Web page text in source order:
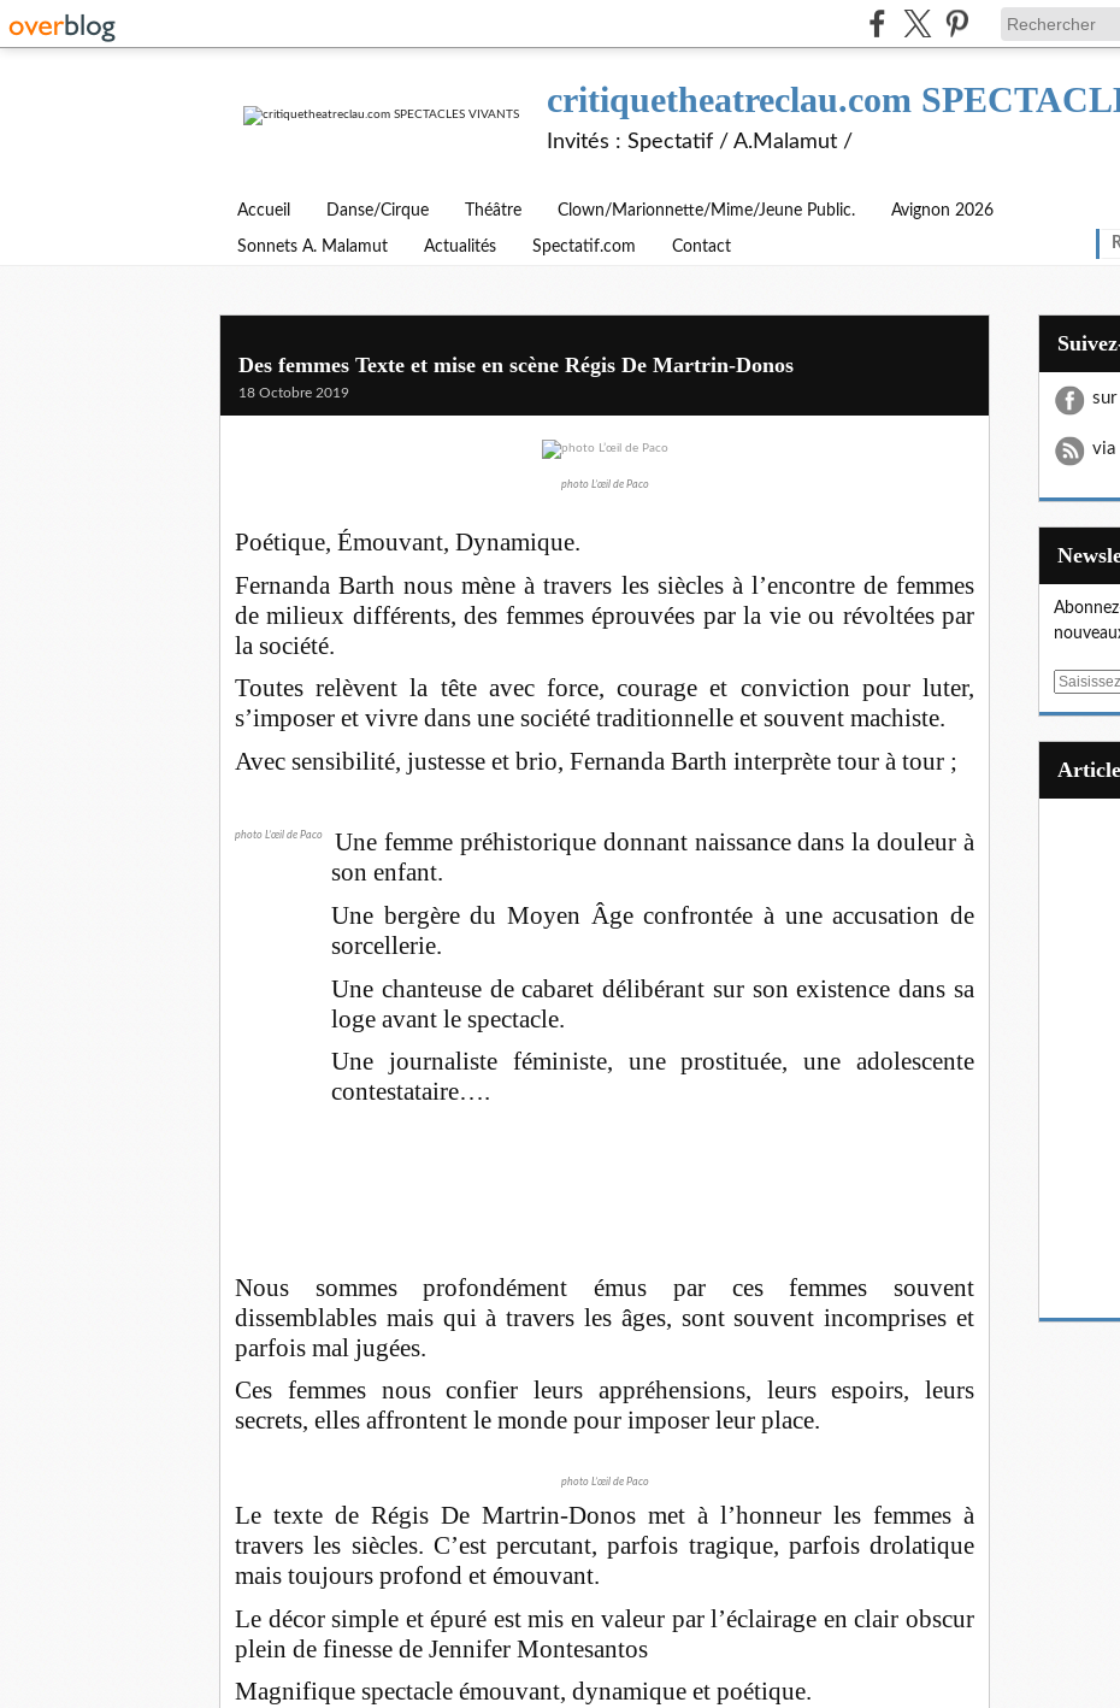
critiquetheatreclau.com
Invités : Spectatif / A.Malamut /
Accueil Danse/Cirque Théâtre Clown/Marionnette/Mime/Jeune Public. Avignon 2026
Sonnets A. Malamut Actualités Spectatif.com Contact
Des femmes Texte et mise en scène Régis De Martrin-Donos
18 Octobre 2019
photo L’œil de Paco
Poétique, Émouvant, Dynamique.
Fernanda Barth nous mène à travers les siècles à l’encontre de femmes
de milieux différents, des femmes éprouvées par la vie ou révoltées par
la société.
Toutes relèvent la tête avec force, courage et conviction pour luter,
s’imposer et vivre dans une société traditionnelle et souvent machiste.
Avec sensibilité, justesse et brio, Fernanda Barth interprète tour à tour ;
photo L’œil de Paco
Une femme préhistorique donnant naissance dans la douleur à
son enfant.
Une bergère du Moyen Âge confrontée à une accusation de
sorcellerie.
Une chanteuse de cabaret délibérant sur son existence dans sa
loge avant le spectacle.
Une journaliste féministe, une prostituée, une adolescente
contestataire….
Nous sommes profondément émus par ces femmes souvent
dissemblables mais qui à travers les âges, sont souvent incomprises et
parfois mal jugées.
Ces femmes nous confier leurs appréhensions, leurs espoirs, leurs
secrets, elles affrontent le monde pour imposer leur place.
photo L’œil de Paco
Le texte de Régis De Martrin-Donos met à l’honneur les femmes à
travers les siècles. C’est percutant, parfois tragique, parfois drolatique
mais toujours profond et émouvant.
Le décor simple et épuré est mis en valeur par l’éclairage en clair obscur
plein de finesse de Jennifer Montesantos
Magnifique spectacle émouvant, dynamique et poétique.
sur
via
E